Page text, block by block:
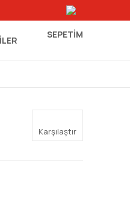
SEPETIM
Karşılaştır